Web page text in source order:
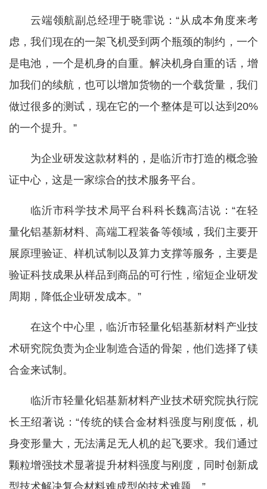
云端领航副总经理于晓霏说：“从成本角度来考
虑，我们现在的一架飞机受到两个瓶颈的制约，一个
是电池，一个是机身的自重。解决机身自重的话，增
加我们的续航，也可以增加货物的一个载货量，我们
做过很多的测试，现在它的一个整体是可以达到20%
的一个提升。”
为企业研发这款材料的，是临沂市打造的概念验
证中心，这是一家综合的技术服务平台。
临沂市科学技术局平台科科长魏高洁说：“在轻
量化铝基新材料、高端工程装备等领域，我们主要开
展原理验证、样机试制以及算力支撑等服务，主要是
验证科技成果从样品到商品的可行性，缩短企业研发
周期，降低企业研发成本。”
在这个中心里，临沂市轻量化铝基新材料产业技
术研究院负责为企业制造合适的骨架，他们选择了镁
合金来试制。
临沂市轻量化铝基新材料产业技术研究院执行院
长王绍著说：“传统的镁合金材料强度与刚度低，机
身变形量大，无法满足无人机的起飞要求。我们通过
颗粒增强技术显著提升材料强度与刚度，同时创新成